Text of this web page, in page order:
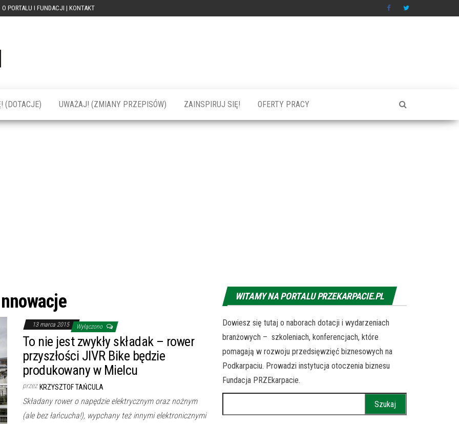
O PORTALU I FUNDACJI | KONTAKT
szkolenia dla
firm
(DOTACJE) UWAŻAJ! (ZMIANY PRZEPISÓW) ZAINSPIRUJ SIĘ! OFERTY PRACY
13 marca 2015 Wyłączono
To nie jest zwykły składak – rower
przyszłości JIVR Bike będzie
produkowany w Mielcu
przez KRZYSZTOF TAŃCULA
Składany rower o napędzie elektrycznym oraz nożnym
(ale bez łańcucha!), wypchany też innymi elektronicznymi
WITAMY NA PORTALU PRZEKARPACIE.PL
Dowiesz się tutaj o naborach dotacji i wydarzeniach
branżowych – szkoleniach, konferencjach, które
pomagają w rozwoju przedsięwzięć biznesowych na
Podkarpaciu. Prowadzi instytucja otoczenia biznesu
Fundacja PRZEkarpacie.